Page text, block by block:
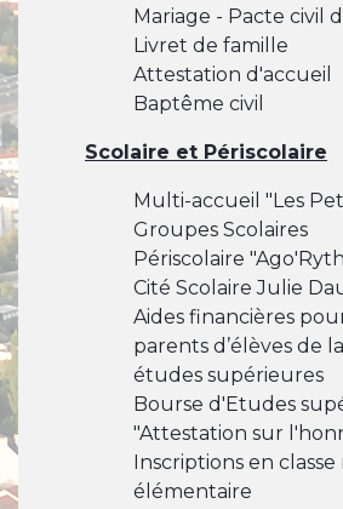
Mariage - Pacte civil
Livret de famille
Attestation d'accueil
Baptême civil
Scolaire et Périscolaire
Multi-accueil "Les
Groupes Scolaires
Périscolaire
Cité Scolaire Julie
Aides financières
parents d’élèves de
études supérieures
Bourse d'Etudes
"Attestation sur
Inscriptions en
élémentaire